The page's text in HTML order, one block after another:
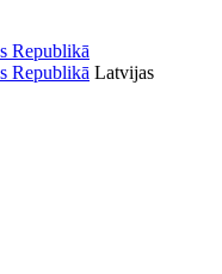
Latvijas